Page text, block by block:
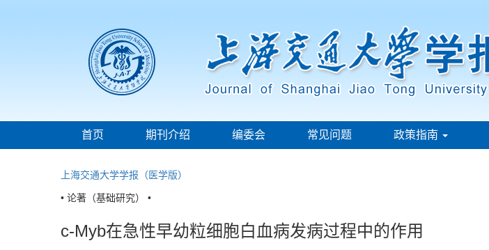
首页 期刊介绍 编委会 常见问题 政策指南
上海交通大学学报（医学版）
• 论著（基础研究） •
c-Myb在急性早幼粒细胞白血病发病过程中的作用